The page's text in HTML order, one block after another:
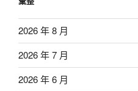
2026 年 8 月
2026 年 7 月
2026 年 6 月